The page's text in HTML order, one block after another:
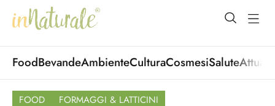
open
FoodBevandeAmbienteCulturaCosmesiSalute
FOOD FORMAGGI & LATTICINI